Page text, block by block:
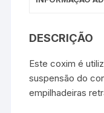
DESCRIÇÃO
Este coxim é
suspensão do
empilhadeiras